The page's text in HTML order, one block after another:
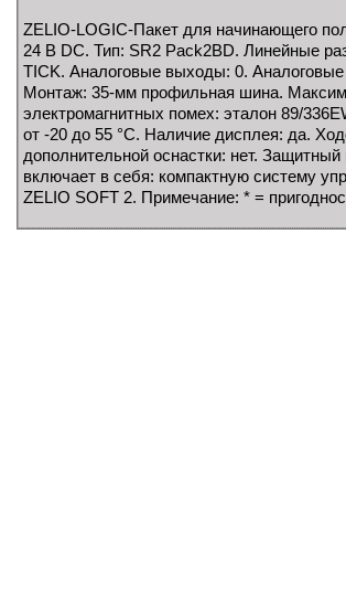
ZELIO-LOGIC-Пакет для начинающего
24 В DC. Тип: SR2 Pack2BD. Линейные
TICK. Аналоговые выходы: 0.
Монтаж: 35-мм профильная шина.
электромагнитных помех: эталон 89/
от -20 до 55 °C. Наличие дисплея: да.
дополнительной оснастки: нет.
включает в себя: компактную систему
ZELIO SOFT 2. Примечание: * =